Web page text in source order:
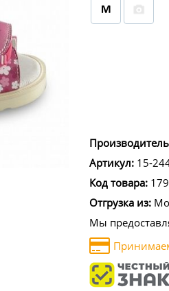
Артикул: 15-
Код товара:
Отгрузка из:
Мы